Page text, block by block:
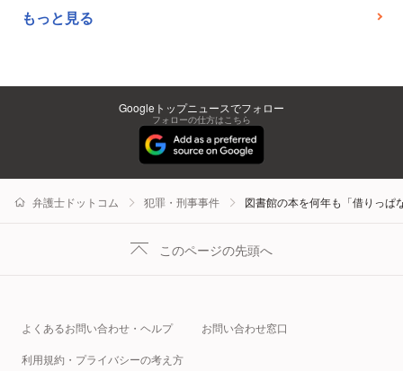
もっと見る
Googleトップニュースでフォロー
フォローの仕方はこちら
弁護士ドットコム 犯罪・刑事事件 図書館の本を何年も「借りっぱ
このページの先頭へ
よくあるお問い合わせ・ヘルプ お問い合わせ窓口
利用規約・プライバシーの考え方